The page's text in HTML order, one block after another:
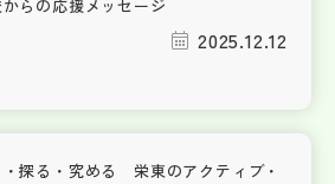
らの応援メッセージ
2025.12.12
探る・究める 栄東のアクティブ・